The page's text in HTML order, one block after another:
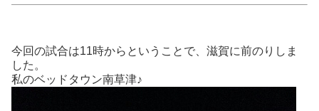
今回の試合は11時からということで、滋賀に前のりしま
した。
私のベッドタウン南草津♪